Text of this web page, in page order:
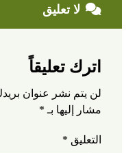
لا تعليق
اترك تعليقاً
لن يتم نشر عنوان
مشار إليها بـ *
التعليق *